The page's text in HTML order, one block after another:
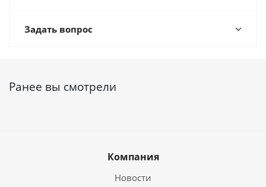
Задать вопрос
Ранее вы смотрели
Компания
Новости